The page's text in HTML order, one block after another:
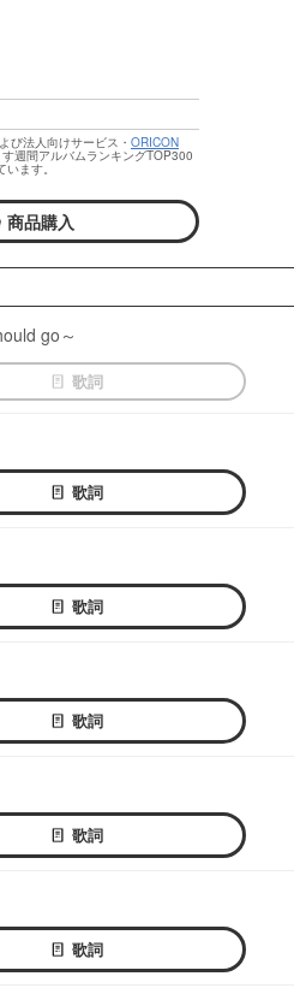
び法人向けサービス・ ORICON
週間アルバムランキングTOP300
ます。
商品購入
go～
歌詞
歌詞
歌詞
歌詞
歌詞
歌詞